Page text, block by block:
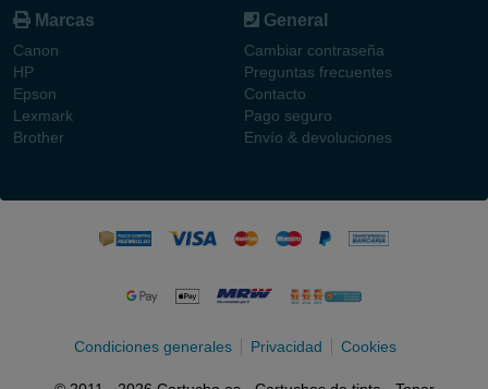
Marcas
Canon
HP
Epson
Lexmark
Brother
General
Cambiar contraseña
Preguntas frecuentes
Contacto
Pago seguro
Envío & devoluciones
Condiciones generales Privacidad Cookies